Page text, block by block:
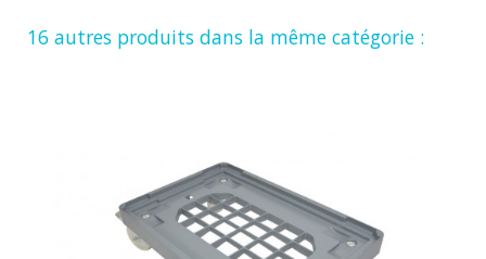
16 autres produits dans la même catégorie :